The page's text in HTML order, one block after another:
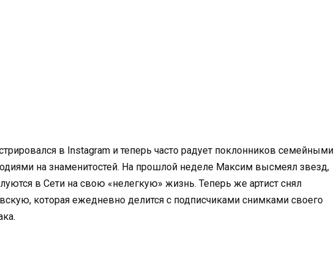
в Instagram и теперь часто радует поклонников семейными
на знаменитостей. На прошлой неделе Максим высмеял звезд,
в Сети на свою «нелегкую» жизнь. Теперь же артист снял
которая ежедневно делится с подписчиками снимками своего